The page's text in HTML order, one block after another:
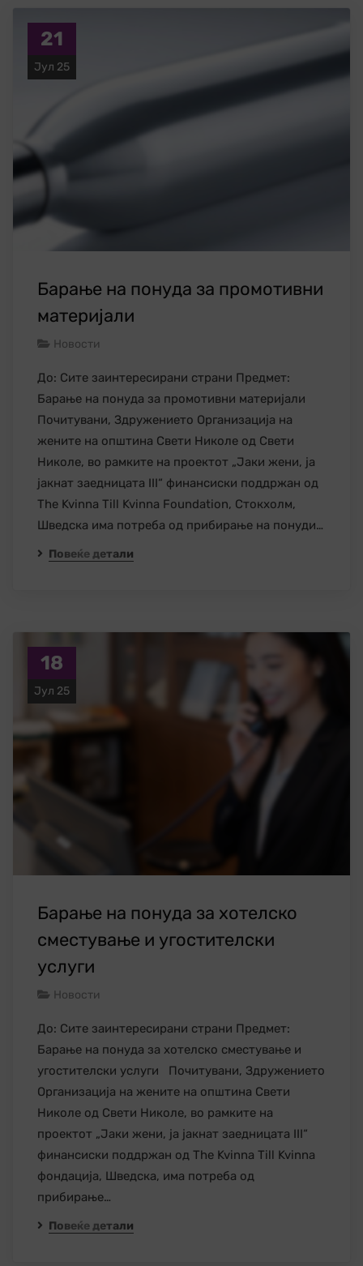
21
Јул 25
Барање на понуда за промотивни
материјали
Новости
До: Сите заинтересирани страни Предмет:
Барање на понуда за промотивни материјали
Почитувани, Здружението Организација на
жените на општина Свети Николе од Свети
Николе, во рамките на проектот „Јаки жени, ја
јакнат заедницата III“ финансиски поддржан од
The Kvinna Till Kvinna Foundation, Стокхолм,
Шведска има потреба од прибирање на понуди…
Повеќе детали
18
Јул 25
Барање на понуда за хотелско
сместување и угостителски
услуги
Новости
До: Сите заинтересирани страни Предмет:
Барање на понуда за хотелско сместување и
угостителски услуги Почитувани, Здружението
Организација на жените на општина Свети
Николе од Свети Николе, во рамките на
проектот „Јаки жени, ја јакнат заедницата III“
финансиски поддржан од The Kvinna Till Kvinna
фондација, Шведска, има потреба од
прибирање…
Повеќе детали